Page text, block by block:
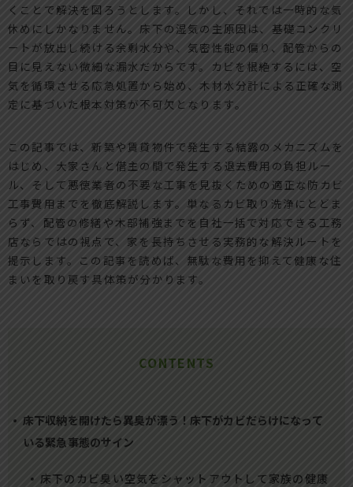
くことで解決を図ろうとします。しかし、それでは一時的な気
休めにしかなりません。床下の湿気の主原因は、基礎コンクリ
ートが放出し続ける余剰水分や、気密性能の偏り、配管からの
目に見えない微細な漏水だからです。カビを根絶するには、空
気を循環させる応急処置から始め、木材水分計による正確な測
定に基づいた根本対策が不可欠となります。
この記事では、新築や賃貸物件で発生する結露のメカニズムを
はじめ、大家さんと借主の間で発生する退去費用の負担ルー
ル、そして悪徳業者の不要な工事を見抜くための適正な防カビ
工事費用までを徹底解説します。単なるカビ取り洗浄にとどま
らず、配管の修繕や木部補強までを自社一括で対応できる工務
店ならではの視点で、家を長持ちさせる実務的な解決ルートを
提示します。この記事を読めば、無駄な費用を抑えて健康な住
まいを取り戻す具体策が分かります。
CONTENTS
床下収納を開けたら異臭が漂う！床下がカビだらけになって
いる緊急事態のサイン
床下のカビ臭い空気をシャットアウトして家族の健康